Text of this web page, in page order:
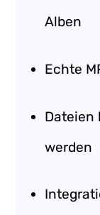
Alben
Echte
Dateien
werden